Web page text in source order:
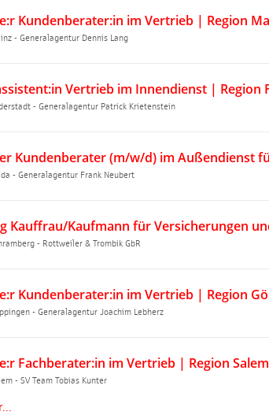
Kundenberater:in im Vertrieb | Region
- Generalagentur Dennis Lang
Vertrieb im Innendienst | Region
- Generalagentur Patrick Krietenstein
- Generalagentur Frank Neubert
- Rottweiler & Trombik GbR
Kundenberater:in im Vertrieb | Region
- Generalagentur Joachim Lebherz
Fachberater:in im Vertrieb | Region
- SV Team Tobias Kunter